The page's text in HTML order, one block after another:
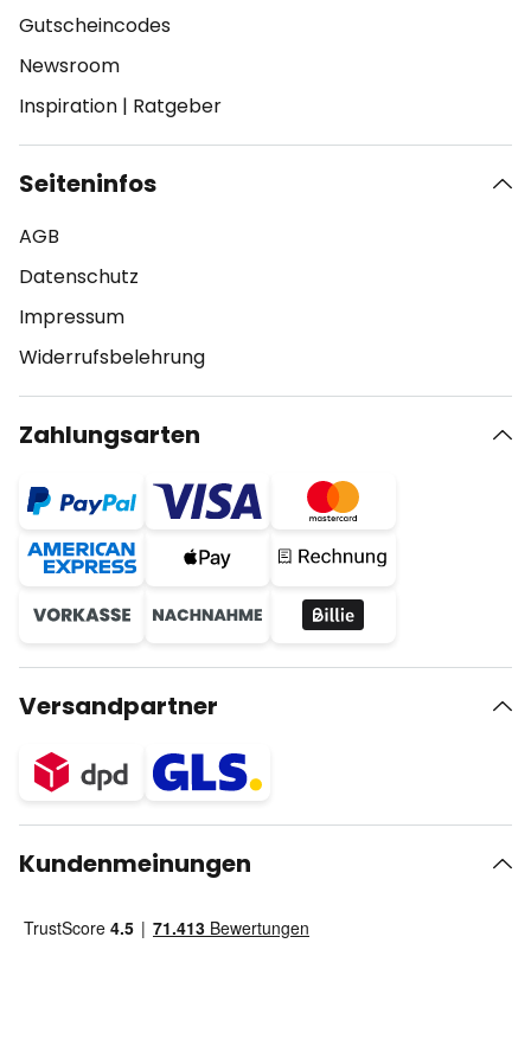
Gutscheincodes
Newsroom
Inspiration | Ratgeber
Seiteninfos
AGB
Datenschutz
Impressum
Widerrufsbelehrung
Zahlungsarten
Versandpartner
Kundenmeinungen